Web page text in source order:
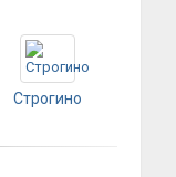
Строгино